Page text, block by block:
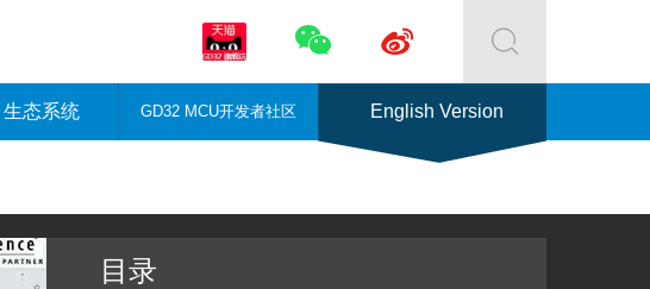

 
生态系统 GD32 MCU开发者社区 English Version
目录